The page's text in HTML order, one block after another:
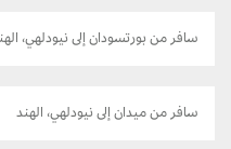
سافر من بورتسودان إلى نيودلهي، الهند
سافر من ميدان إلى نيودلهي، الهند